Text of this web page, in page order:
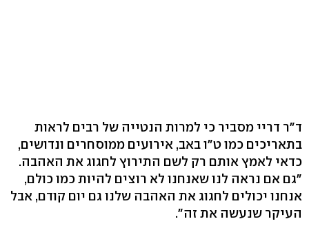
ד"ר דריי מסביר כי למרות הנטייה של רבים לראות
בתאריכים כמו ט"ו באב, אירועים ממוסחרים ונדושים,
כדאי לאמץ אותם רק לשם התירוץ לחגוג את האהבה.
"גם אם נראה לנו שאנחנו לא רוצים להיות כמו כולם,
אנחנו יכולים לחגוג את האהבה שלנו גם יום קודם, אבל
העיקר שנעשה את זה".